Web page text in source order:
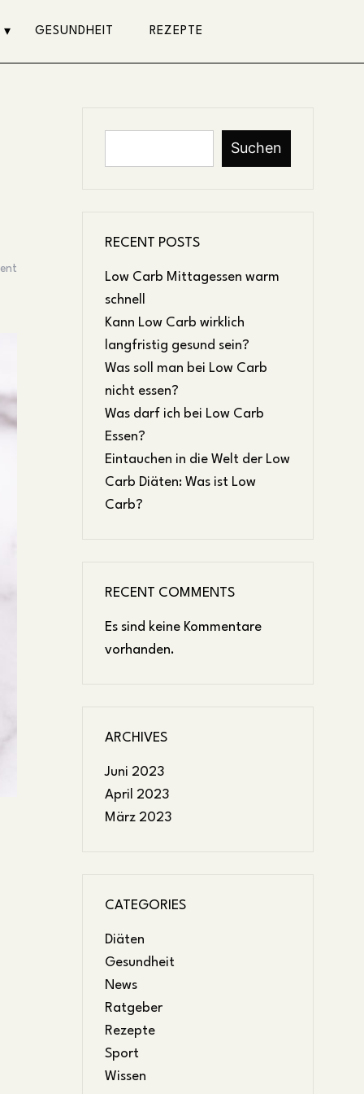
GESUNDHEIT REZEPTE
Suchen
RECENT POSTS
Low Carb Mittagessen warm
schnell
Kann Low Carb wirklich
langfristig gesund sein?
Was soll man bei Low Carb
nicht essen?
Was darf ich bei Low Carb
Essen?
Eintauchen in die Welt der Low
Carb Diäten: Was ist Low
Carb?
RECENT COMMENTS
Es sind keine Kommentare
vorhanden.
ARCHIVES
Juni 2023
April 2023
März 2023
CATEGORIES
Diäten
Gesundheit
News
Ratgeber
Rezepte
Sport
Wissen